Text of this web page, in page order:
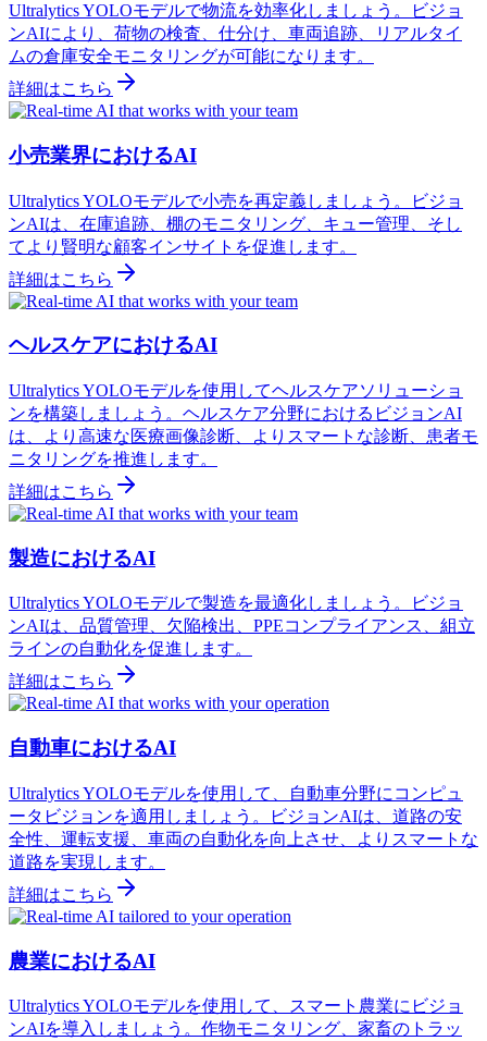
Ultralytics YOLOモデルで物流を効率化しましょう。ビジョ
ンAIにより、荷物の検査、仕分け、車両追跡、リアルタイ
ムの倉庫安全モニタリングが可能になります。
詳細はこちら
小売業界におけるAI
Ultralytics YOLOモデルで小売を再定義しましょう。ビジョ
ンAIは、在庫追跡、棚のモニタリング、キュー管理、そし
てより賢明な顧客インサイトを促進します。
詳細はこちら
ヘルスケアにおけるAI
Ultralytics YOLOモデルを使用してヘルスケアソリューショ
ンを構築しましょう。ヘルスケア分野におけるビジョンAI
は、より高速な医療画像診断、よりスマートな診断、患者モ
ニタリングを推進します。
詳細はこちら
製造におけるAI
Ultralytics YOLOモデルで製造を最適化しましょう。ビジョ
ンAIは、品質管理、欠陥検出、PPEコンプライアンス、組立
ラインの自動化を促進します。
詳細はこちら
自動車におけるAI
Ultralytics YOLOモデルを使用して、自動車分野にコンピュ
ータビジョンを適用しましょう。ビジョンAIは、道路の安
全性、運転支援、車両の自動化を向上させ、よりスマートな
道路を実現します。
詳細はこちら
農業におけるAI
Ultralytics YOLOモデルを使用して、スマート農業にビジョ
ンAIを導入しましょう。作物モニタリング、家畜のトラッ